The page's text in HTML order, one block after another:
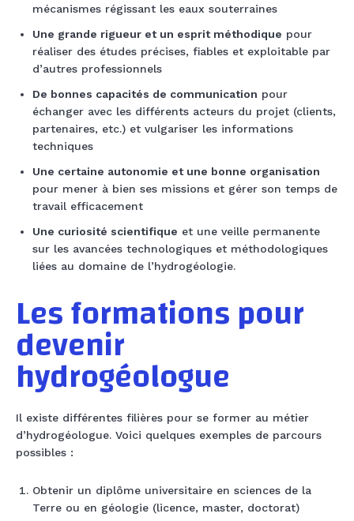
mécanismes régissant les eaux souterraines
Une grande rigueur et un esprit méthodique pour
réaliser des études précises, fiables et exploitable par
d’autres professionnels
De bonnes capacités de communication pour
échanger avec les différents acteurs du projet (clients,
partenaires, etc.) et vulgariser les informations
techniques
Une certaine autonomie et une bonne organisation
pour mener à bien ses missions et gérer son temps de
travail efficacement
Une curiosité scientifique et une veille permanente
sur les avancées technologiques et méthodologiques
liées au domaine de l’hydrogéologie.
Les formations pour
devenir
hydrogéologue
Il existe différentes filières pour se former au métier
d’hydrogéologue. Voici quelques exemples de parcours
possibles :
Obtenir un diplôme universitaire en sciences de la
Terre ou en géologie (licence, master, doctorat)